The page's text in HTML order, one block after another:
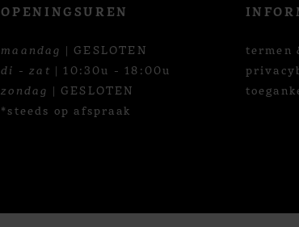
OPENINGSUREN
maandag | GESLOTEN
di - zat | 10:30u - 18:00u
zondag | GESLOTEN
*steeds op afspraak
termen